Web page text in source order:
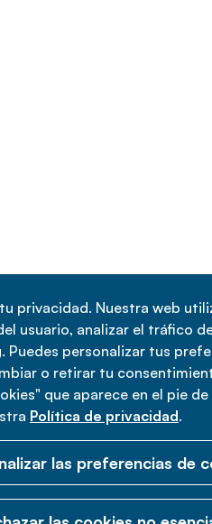
privacidad. Nuestra web
usuario, analizar el tráfico
Puedes personalizar tus
o retirar tu
que aparece en el pie
Política de privacidad.
las preferencias de